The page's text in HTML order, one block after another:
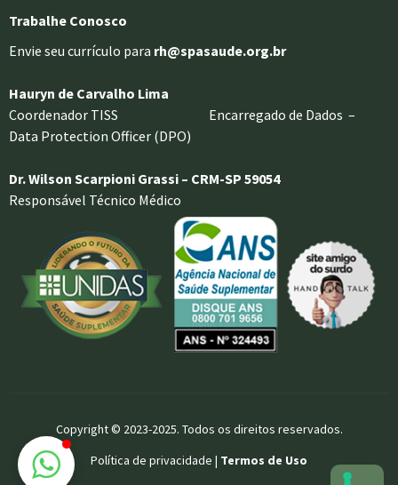
Trabalhe Conosco
Envie seu currículo para rh@spasaude.org.br
Hauryn de Carvalho Lima
Coordenador TISS Encarregado de Dados –
Data Protection Officer (DPO)
Dr. Wilson Scarpioni Grassi – CRM-SP 59054
Responsável Técnico Médico
Copyright © 2023-2025. Todos os direitos reservados.
Política de privacidade | Termos de Uso